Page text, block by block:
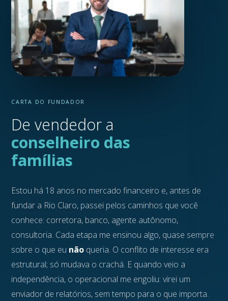
CARTA DO FUNDADOR
De vendedor a
conselheiro das
famílias
Estou há 18 anos no mercado financeiro e, antes de
fundar a Rio Claro, passei pelos caminhos que você
conhece: corretora, banco, agente autônomo,
consultoria. Cada etapa me ensinou algo, quase sempre
sobre o que eu não queria. O conflito de interesse era
estrutural; só mudava o crachá. E quando veio a
independência, o operacional me engoliu: virei um
enviador de relatórios, sem tempo para o que importa.